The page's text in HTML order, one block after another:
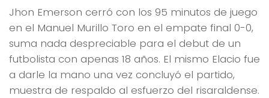
Jhon Emerson cerró con los 95 minutos de juego
en el Manuel Murillo Toro en el empate final 0-0,
suma nada despreciable para el debut de un
futbolista con apenas 18 años. El mismo Elacio fue
a darle la mano una vez concluyó el partido,
muestra de respaldo al esfuerzo del risaraldense.